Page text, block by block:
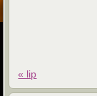
« lip